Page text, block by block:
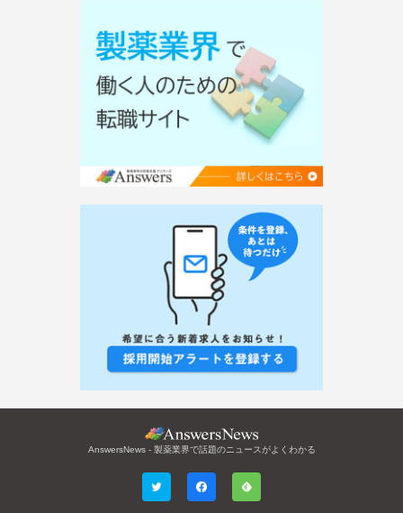
AnswersNews - 製薬業界で話題のニュースがよくわかる